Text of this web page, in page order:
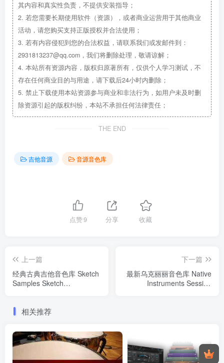
其内容和真实性负责，不提供安装指导；
2. 若您需要长期使用软件（资源），或者商业运营用于其他商业
活动，请您购买支持正版授权并合法使用；
3. 若有内容侵犯到您的合法权益，请联系我们或发邮件到：
2931813237@qq.com，我们将删除处理，敬请谅解；
4. 本站所有资源内容，版权归原著所有，仅供个人学习测试，不
存在任何商业目的与用途，请下载后24小时内删除；
5. 禁止下载使用本站资源参与商业和非法行为，如用户未及时删
除资源引起的版权纠纷，本站不承担任何法律责任；
THE END
吉他音源 音源音色库
点赞9 分享 收藏
上一篇
经典古典吉他音色库 Sketch
Samples Sketch
下一篇
最新乌克丽丽音色库 Native
Instruments Session
相关推荐